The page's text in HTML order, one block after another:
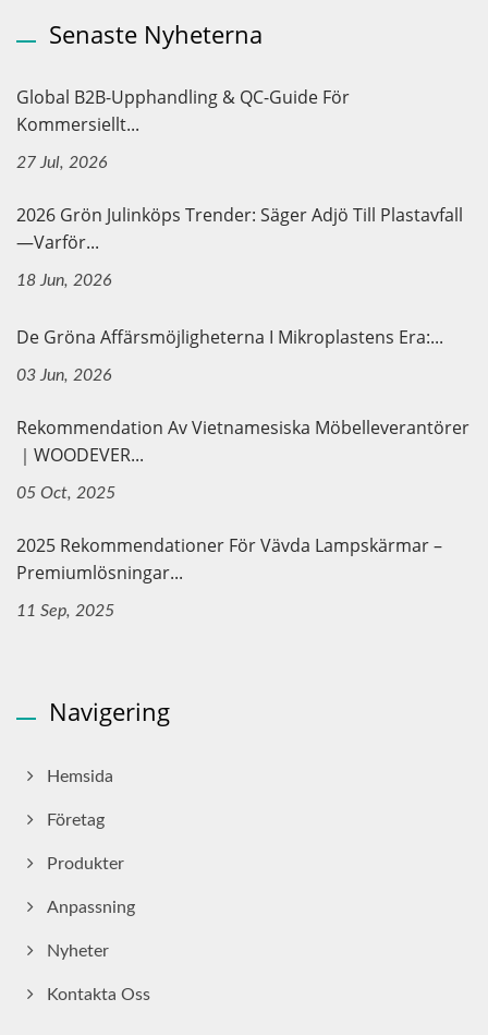
Senaste Nyheterna
Global B2B-Upphandling & QC-Guide För
Kommersiellt...
27 Jul, 2026
2026 Grön Julinköps Trender: Säger Adjö Till Plastavfall
—Varför...
18 Jun, 2026
De Gröna Affärsmöjligheterna I Mikroplastens Era:...
03 Jun, 2026
Rekommendation Av Vietnamesiska Möbelleverantörer
｜WOODEVER...
05 Oct, 2025
2025 Rekommendationer För Vävda Lampskärmar –
Premiumlösningar...
11 Sep, 2025
Navigering
Hemsida
Företag
Produkter
Anpassning
Nyheter
Kontakta Oss